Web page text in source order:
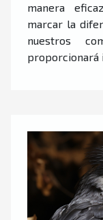
manera
marcar la
nuestros
proporcionará